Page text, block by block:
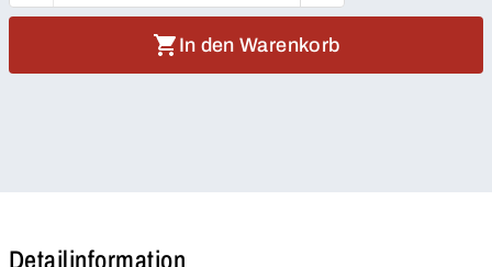
In den Warenkorb
Detailinformation